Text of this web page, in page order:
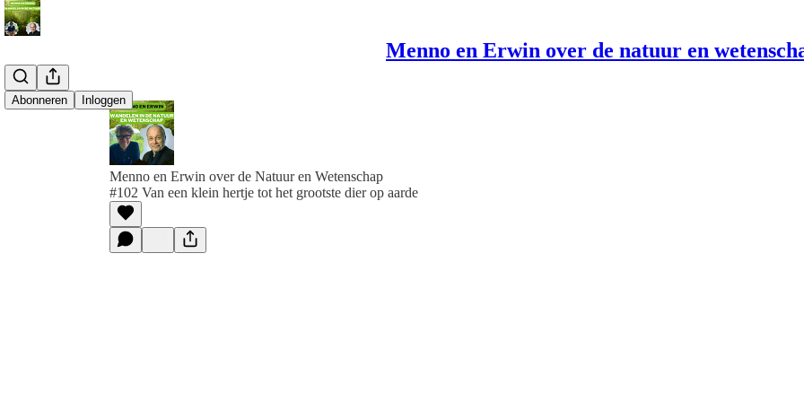
Menno en Erwin over de natuur en
Abonneren Inloggen
Menno en Erwin over de Natuur en Wetenschap
#102 Van een klein hertje tot het grootste dier op aarde